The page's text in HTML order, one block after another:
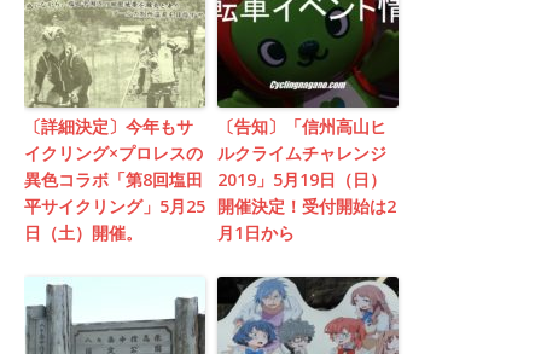
〔詳細決定〕今年もサ
イクリング×プロレスの
異色コラボ「第8回塩田
平サイクリング」5月25
日（土）開催。
〔告知〕「信州高山ヒ
ルクライムチャレンジ
2019」5月19日（日）
開催決定！受付開始は2
月1日から